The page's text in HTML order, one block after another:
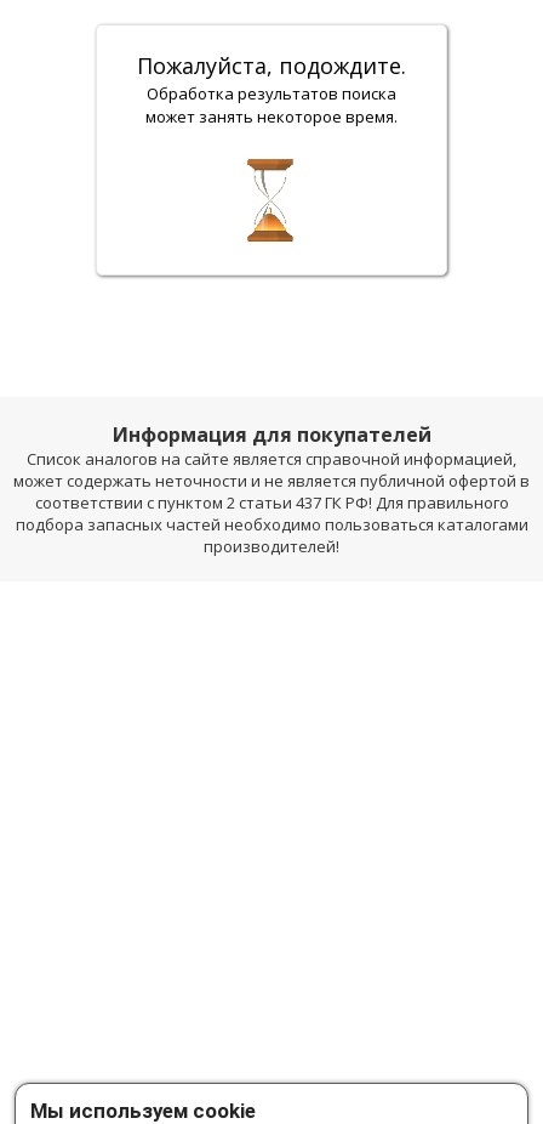
Пожалуйста, подождите.
Обработка результатов поиска
может занять некоторое время.
Информация для покупателей
Список аналогов на сайте является справочной информацией,
может содержать неточности и не является публичной офертой в
соответствии с пунктом 2 статьи 437 ГК РФ! Для правильного
подбора запасных частей необходимо пользоваться каталогами
производителей!
Мы используем cookie